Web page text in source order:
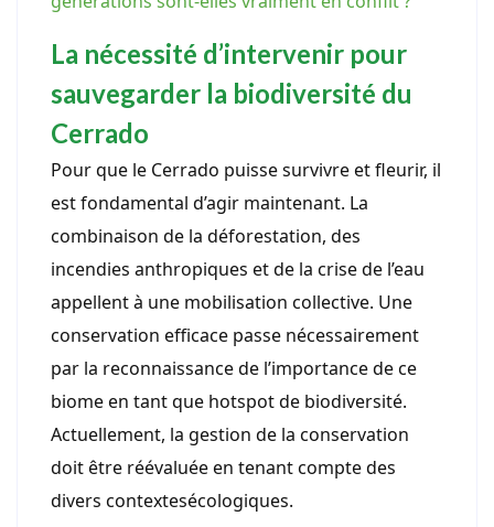
La nécessité d’intervenir pour
sauvegarder la biodiversité du
Cerrado
Pour que le Cerrado puisse survivre et fleurir, il
est fondamental d’agir maintenant. La
combinaison de la déforestation, des
incendies anthropiques et de la crise de l’eau
appellent à une mobilisation collective. Une
conservation efficace passe nécessairement
par la reconnaissance de l’importance de ce
biome en tant que hotspot de biodiversité.
Actuellement, la gestion de la conservation
doit être réévaluée en tenant compte des
divers contextesécologiques.